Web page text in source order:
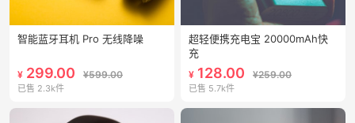
智能蓝牙耳机 Pro 无线降噪
¥ 299.00 ¥599.00
已售 2.3k件
超轻便携充电宝 20000mAh快
充
¥ 128.00 ¥259.00
已售 5.7k件